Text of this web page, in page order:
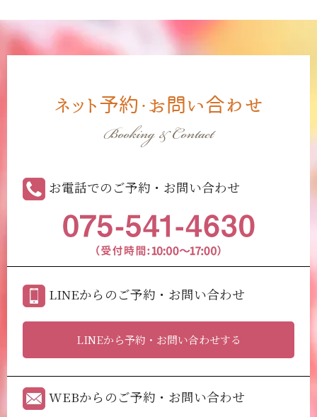
ネット予約・お問い合わせ
Booking & Contact
お電話でのご予約・お問い合わせ
LINEからのご予約・お問い合わせ
LINEから予約・お問い合わせする
WEBからのご予約・お問い合わせ